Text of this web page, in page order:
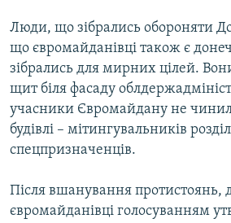
Люди, що зібрались обороняти
що євромайданівці також є
зібрались для мирних цілей.
щит біля фасаду
учасники Євромайдану не
будівлі – мітингувальників
спецпризначенців.
Після вшанування протистоянь,
євромайданівці голосуванням